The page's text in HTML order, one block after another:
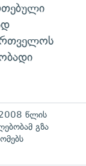
2008 წლის
გზა